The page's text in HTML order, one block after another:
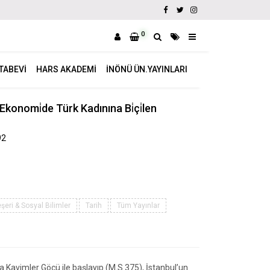
0
HARS AKADEMI İNÖNÜ ÜN.YAYINLARI
Türk Kadınına Bi̇çi̇len
& Sosyal Bilimler Tarih Tüm Yayınlar
Kavimler Göçü ile başlayıp (M.S 375), İstanbul’un